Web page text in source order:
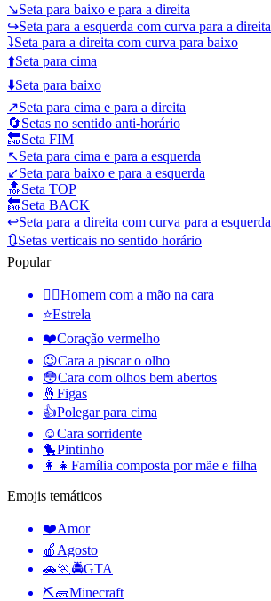
↘️Seta para baixo e para a direita
↪️Seta para a esquerda com curva para a direita
⤵️Seta para a direita com curva para baixo
⬆️Seta para cima
⬇️Seta para baixo
↗️Seta para cima e para a direita
🔄Setas no sentido anti-horário
🔚Seta FIM
↖️Seta para cima e para a esquerda
↙️Seta para baixo e para a esquerda
🔝Seta TOP
🔙Seta BACK
↩️Seta para a direita com curva para a esquerda
🔃Setas verticais no sentido horário
Popular
🤦‍♂️Homem com a mão na cara
⭐Estrela
❤️Coração vermelho
😉Cara a piscar o olho
😳Cara com olhos bem abertos
🤞 Figas
👍Polegar para cima
☺️Cara sorridente
🐤Pintinho
👩‍👧 Família composta por mãe e filha
Emojis temáticos
❤️Amor
🍎 Agosto
🚗🏃🚔GTA
⛏🧱Minecraft